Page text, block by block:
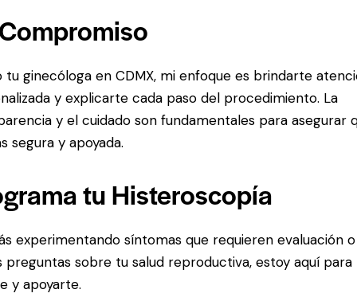
tu ginecóloga en CDMX, mi enfoque es brindarte
y explicarte cada paso del procedimiento. La
y el cuidado son fundamentales para asegurar
segura y apoyada.
tu Histeroscopía
experimentando síntomas que requieren evaluación o
preguntas sobre tu salud reproductiva, estoy aquí para
y apoyarte.